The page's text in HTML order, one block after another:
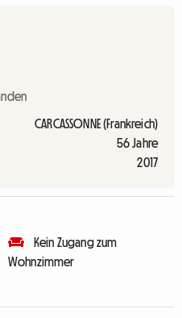
CARCASSONNE (Frankreich)
56 Jahre
2017
Kein Zugang zum
Wohnzimmer